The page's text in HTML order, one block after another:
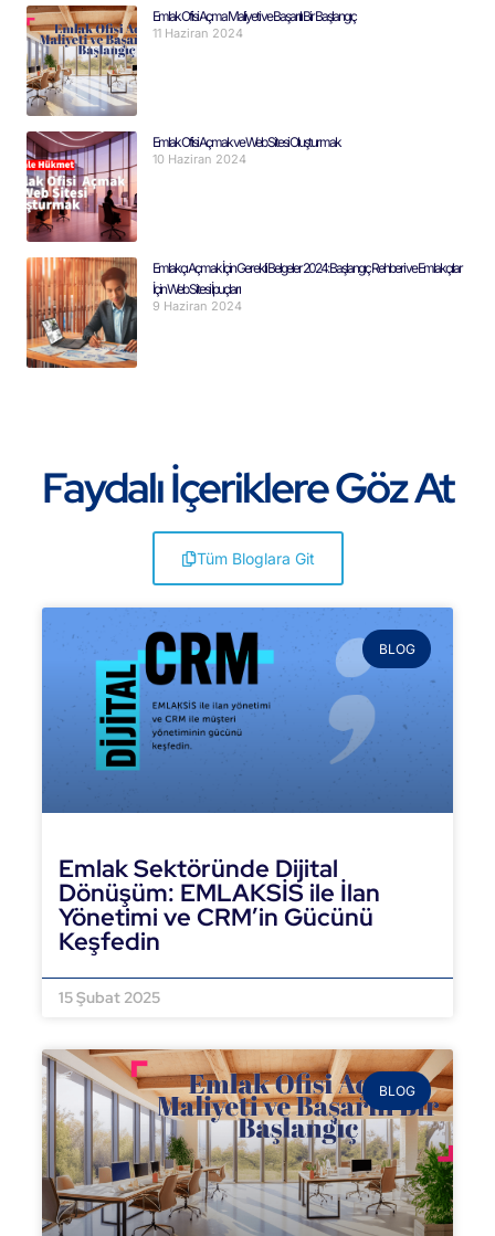
Emlak Ofisi Açma Maliyeti ve Başarılı Bir Başlangıç
11 Haziran 2024
Emlak Ofisi Açmak ve Web Sitesi Oluşturmak
10 Haziran 2024
Emlakçı Açmak İçin Gerekli Belgeler 2024: Başlangıç Rehberi ve Emlakçılar
İçin Web Sitesi İpuçları
9 Haziran 2024
Faydalı İçeriklere Göz At
Tüm Bloglara Git
BLOG
Emlak Sektöründe Dijital
Dönüşüm: EMLAKSİS ile İlan
Yönetimi ve CRM’in Gücünü
Keşfedin
15 Şubat 2025
BLOG